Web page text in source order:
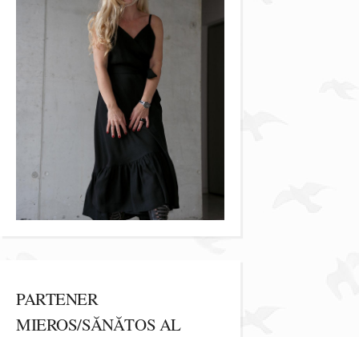
PARTENER
MIEROS/SĂNĂTOS AL